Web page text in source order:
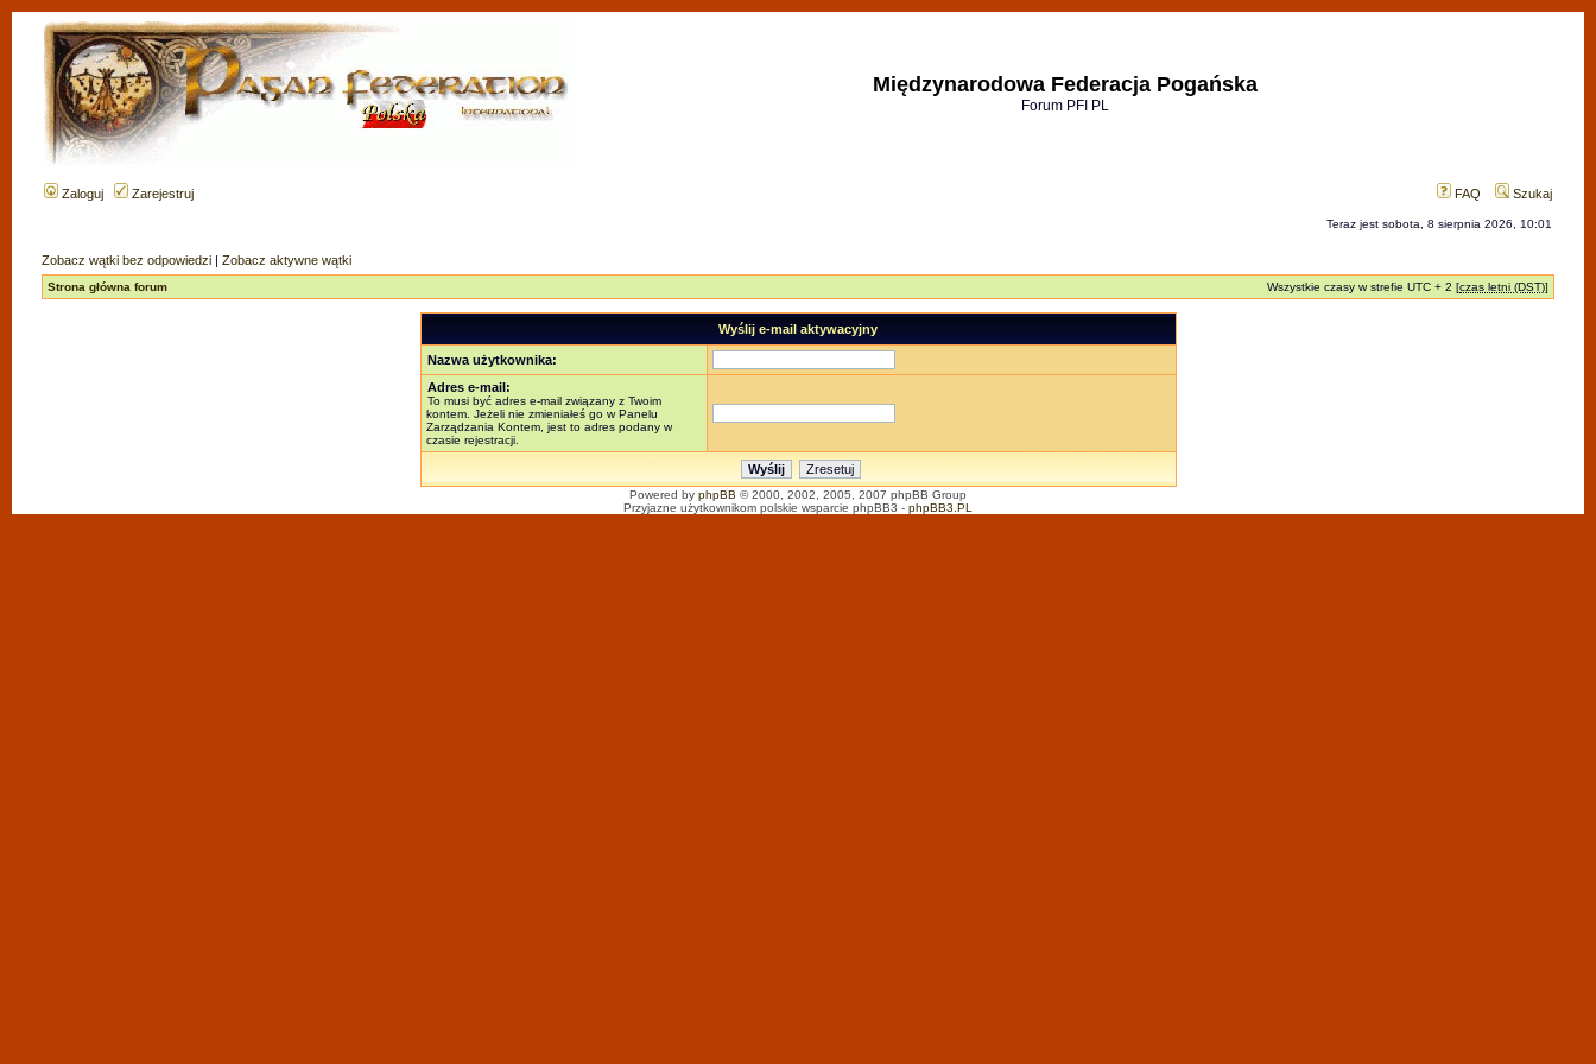
Międzynarodowa Federacja Pogańska
Forum PFI PL
Zaloguj Zarejestruj FAQ Szukaj
Teraz jest sobota, 8 sierpnia 2026, 10:01
Zobacz wątki bez odpowiedzi | Zobacz aktywne wątki
Strona główna forum Wszystkie czasy w strefie UTC + 2 [czas letni (DST)]
Wyślij e-mail aktywacyjny
Nazwa użytkownika:
Adres e-mail:
To musi być adres e-mail związany z Twoim
kontem. Jeżeli nie zmieniałeś go w Panelu
Zarządzania Kontem, jest to adres podany w
czasie rejestracji.
Powered by phpBB © 2000, 2002, 2005, 2007 phpBB Group
Przyjazne użytkownikom polskie wsparcie phpBB3 - phpBB3.PL